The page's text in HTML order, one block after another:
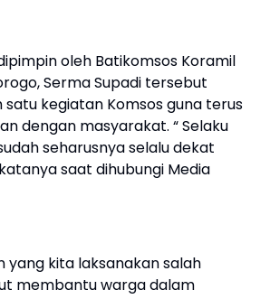
oleh Batikomsos Koramil
Serma Supadi tersebut
kegiatan Komsos guna terus
dengan masyarakat. “ Selaku
seharusnya selalu dekat
saat dihubungi Media
yang kita laksanakan salah
membantu warga dalam